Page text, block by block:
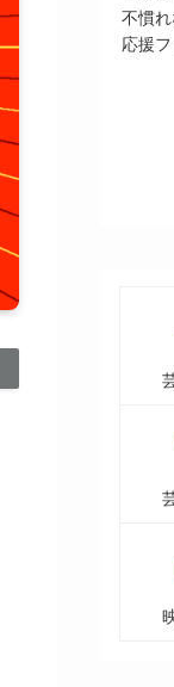
不慣
応援